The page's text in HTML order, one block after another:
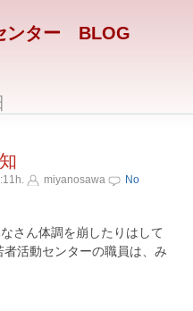
ンター BLOG
miyanosawa
No
さん体調を崩したりはして
活動センターの職員は、み